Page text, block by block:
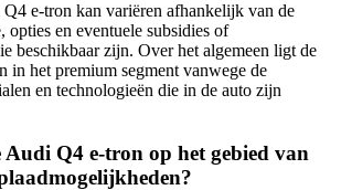
e-tron kan variëren afhankelijk van de
opties en eventuele subsidies of
beschikbaar zijn. Over het algemeen ligt de
in het premium segment vanwege de
en technologieën die in de auto zijn
Audi Q4 e-tron op het gebied van